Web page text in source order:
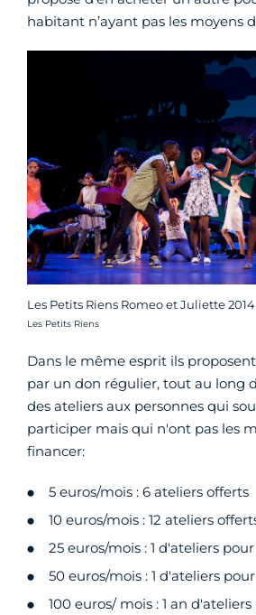
habitant n’ayant pas les moyens
Les Petits Riens Romeo et Juliette 2014
Crédit photo :
Les Petits Riens
Dans le même esprit ils
par un don régulier, tout au long
des ateliers aux personnes qui
participer mais qui n'ont pas les
financer:
5 euros/mois : 6 ateliers offerts
10 euros/mois : 12 ateliers
25 euros/mois : 1 d'ateliers
50 euros/mois : 1 d'ateliers
100 euros/ mois : 1 an